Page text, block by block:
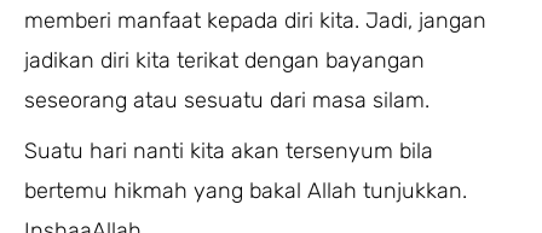
memberi manfaat kepada diri kita. Jadi, jangan
jadikan diri kita terikat dengan bayangan
seseorang atau sesuatu dari masa silam.
Suatu hari nanti kita akan tersenyum bila
bertemu hikmah yang bakal Allah tunjukkan.